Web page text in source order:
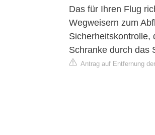
Das für Ihren Flug
Wegweisern zum
Sicherheitskontrolle,
Schranke durch das
Antrag auf Entfernung